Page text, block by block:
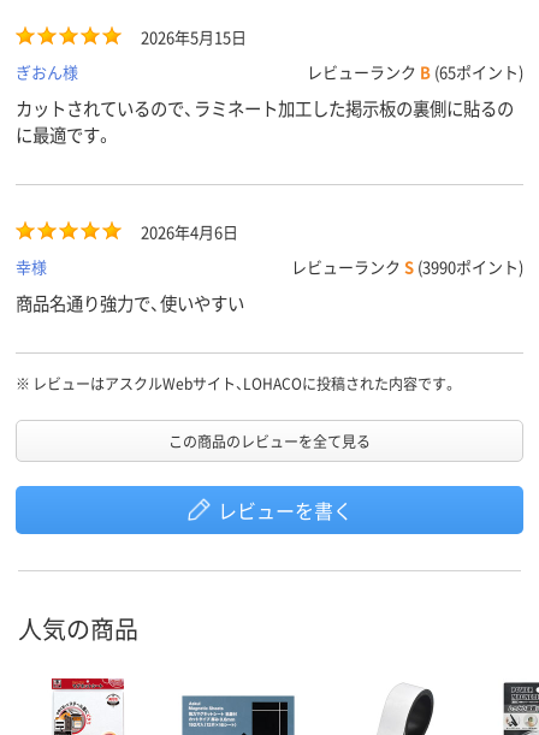
2026年5月15日
ぎおん様
レビューランク B (65ポイント)
カットされているので、ラミネート加工した掲示板の裏側に貼るの
に最適です。
2026年4月6日
幸様
レビューランク S (3990ポイント)
商品名通り強力で、使いやすい
※ レビューはアスクルWebサイト、LOHACOに投稿された内容です。
この商品のレビューを全て見る
レビューを書く
人気の商品